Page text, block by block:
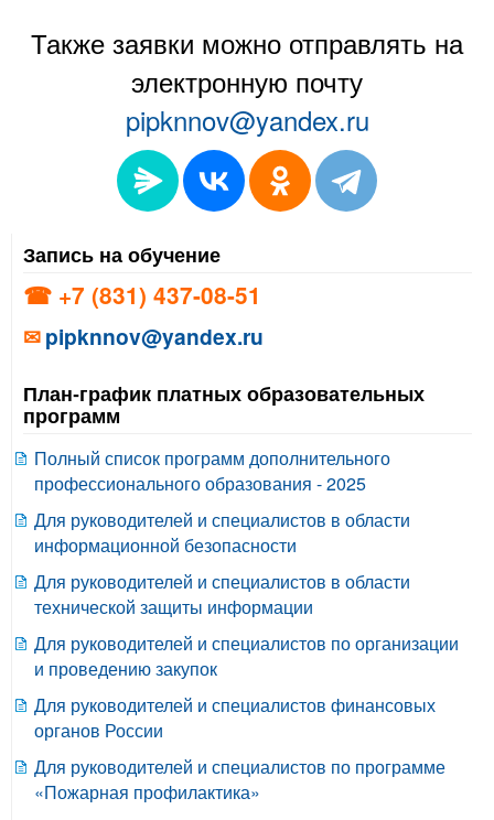
Также заявки можно отправлять на
электронную почту
pipknnov@yandex.ru
Запись на обучение
☎ +7 (831) 437-08-51
✉pipknnov@yandex.ru
План-график платных образовательных
программ
Полный список программ дополнительного
профессионального образования - 2025
Для руководителей и специалистов в области
информационной безопасности
Для руководителей и специалистов в области
технической защиты информации
Для руководителей и специалистов по организации
и проведению закупок
Для руководителей и специалистов финансовых
органов России
Для руководителей и специалистов по программе
«Пожарная профилактика»